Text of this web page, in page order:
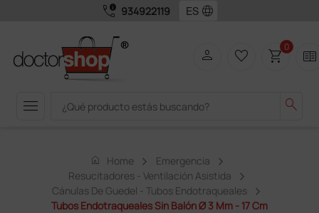
call_quality 934922119 language
menu search
person favorite_border shopping_cart0 two_pager
home Home
Emergencia
Resucitadores - Ventilación Asistida
Cánulas De Guedel - Tubos Endotraqueales
Tubos Endotraqueales Sin Balón Ø 3 Mm - 17 Cm